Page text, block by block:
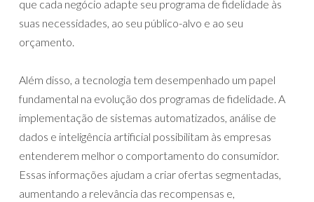
que cada negócio adapte seu programa de fidelidade às
suas necessidades, ao seu público-alvo e ao seu
orçamento.
Além disso, a tecnologia tem desempenhado um papel
fundamental na evolução dos programas de fidelidade. A
implementação de sistemas automatizados, análise de
dados e inteligência artificial possibilitam às empresas
entenderem melhor o comportamento do consumidor.
Essas informações ajudam a criar ofertas segmentadas,
aumentando a relevância das recompensas e,